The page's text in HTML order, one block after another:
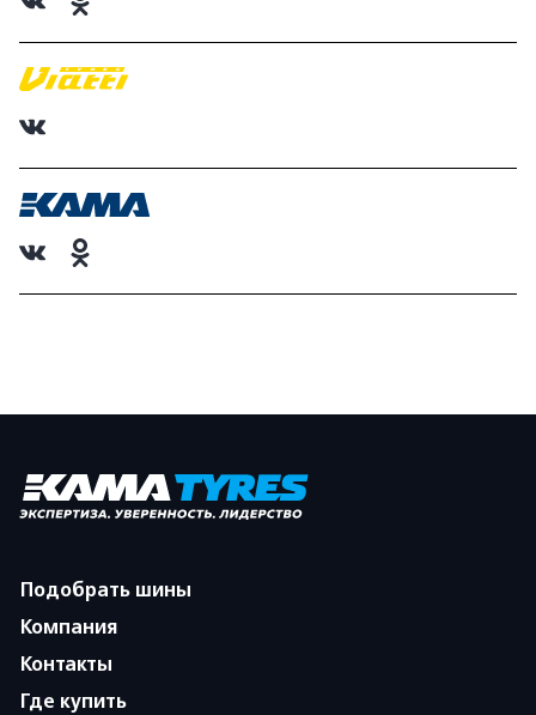
Подобрать шины
Компания
Контакты
Где купить